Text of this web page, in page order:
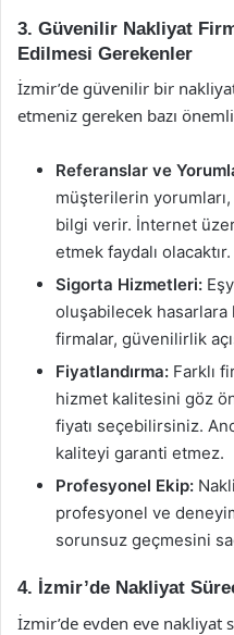
3. Güvenilir Nakliyat
Edilmesi Gerekenler
İzmir’de güvenilir bir
etmeniz gereken bazı
Referanslar ve
müşterilerin
bilgi verir. İnternet
etmek faydalı olacaktır.
Sigorta Hizmetleri:
oluşabilecek hasarlara
firmalar, güvenilirlik
Fiyatlandırma: Farklı
hizmet kalitesini göz
fiyatı seçebilirsiniz.
kaliteyi garanti etmez.
Profesyonel Ekip:
profesyonel ve
sorunsuz geçmesini
4. İzmir’de Nakliyat
İzmir’de evden eve nakliyat